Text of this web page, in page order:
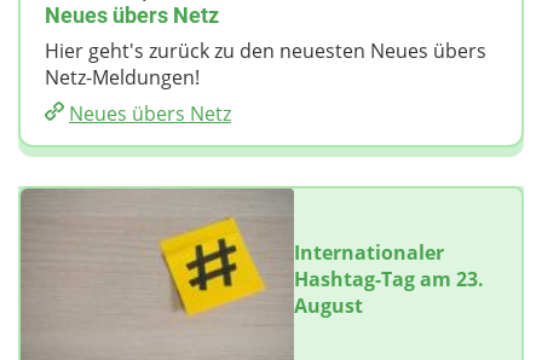
Neues übers Netz
Hier geht's zurück zu den neuesten Neues übers
Netz-Meldungen!
Neues übers Netz
Internationaler
Hashtag-Tag am 23.
August